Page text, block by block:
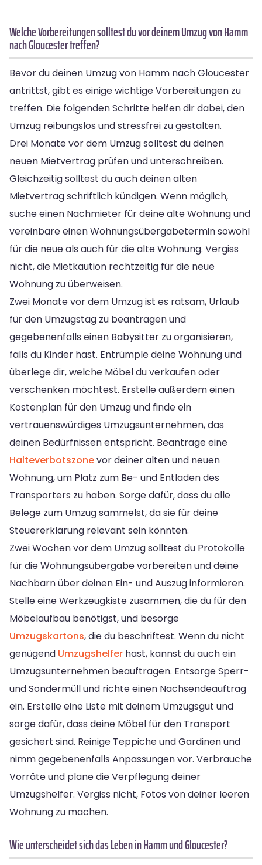
Welche Vorbereitungen solltest du vor deinem Umzug von Hamm
nach Gloucester treffen?
Bevor du deinen Umzug von Hamm nach Gloucester
antrittst, gibt es einige wichtige Vorbereitungen zu
treffen. Die folgenden Schritte helfen dir dabei, den
Umzug reibungslos und stressfrei zu gestalten.
Drei Monate vor dem Umzug solltest du deinen
neuen Mietvertrag prüfen und unterschreiben.
Gleichzeitig solltest du auch deinen alten
Mietvertrag schriftlich kündigen. Wenn möglich,
suche einen Nachmieter für deine alte Wohnung und
vereinbare einen Wohnungsübergabetermin sowohl
für die neue als auch für die alte Wohnung. Vergiss
nicht, die Mietkaution rechtzeitig für die neue
Wohnung zu überweisen.
Zwei Monate vor dem Umzug ist es ratsam, Urlaub
für den Umzugstag zu beantragen und
gegebenenfalls einen Babysitter zu organisieren,
falls du Kinder hast. Entrümple deine Wohnung und
überlege dir, welche Möbel du verkaufen oder
verschenken möchtest. Erstelle außerdem einen
Kostenplan für den Umzug und finde ein
vertrauenswürdiges Umzugsunternehmen, das
deinen Bedürfnissen entspricht. Beantrage eine
Halteverbotszonevor deiner alten und neuen
Wohnung, um Platz zum Be- und Entladen des
Transporters zu haben. Sorge dafür, dass du alle
Belege zum Umzug sammelst, da sie für deine
Steuererklärung relevant sein könnten.
Zwei Wochen vor dem Umzug solltest du Protokolle
für die Wohnungsübergabe vorbereiten und deine
Nachbarn über deinen Ein- und Auszug informieren.
Stelle eine Werkzeugkiste zusammen, die du für den
Möbelaufbau benötigst, und besorge
Umzugskartons, die du beschriftest. Wenn du nicht
genügend Umzugshelfer hast, kannst du auch ein
Umzugsunternehmen beauftragen. Entsorge Sperr-
und Sondermüll und richte einen Nachsendeauftrag
ein. Erstelle eine Liste mit deinem Umzugsgut und
sorge dafür, dass deine Möbel für den Transport
gesichert sind. Reinige Teppiche und Gardinen und
nimm gegebenenfalls Anpassungen vor. Verbrauche
Vorräte und plane die Verpflegung deiner
Umzugshelfer. Vergiss nicht, Fotos von deiner leeren
Wohnung zu machen.
Wie unterscheidet sich das Leben in Hamm und Gloucester?